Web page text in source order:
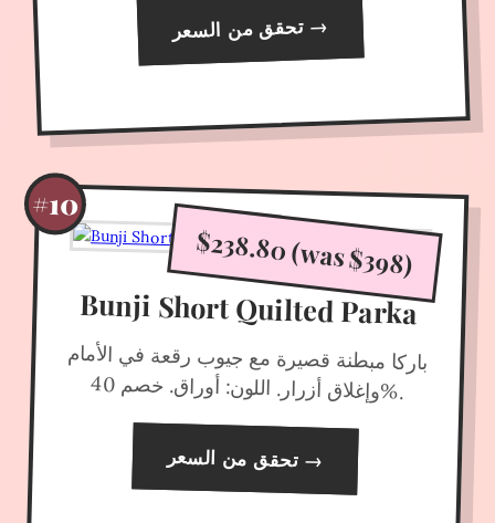
تحقق من السعر →
#10
$238.80 (was $398)
Bunji Short Quilted Parka
باركا مبطنة قصيرة مع جيوب رقعة في الأمام
وإغلاق أزرار. اللون: أوراق. خصم 40 %.
تحقق من السعر →